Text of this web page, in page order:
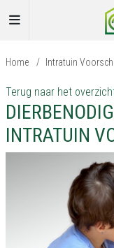
Home / Intratuin
Terug naar het
INTRATUIN